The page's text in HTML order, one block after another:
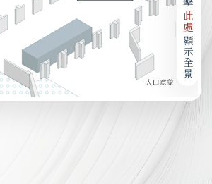
此處
顯示全景